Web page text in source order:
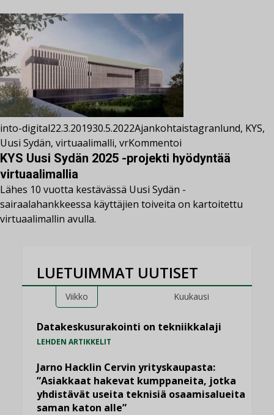
into-digital22.3.201930.5.2022Ajankohtaistagranlund, KYS,
Uusi Sydän, virtuaalimalli, vrKommentoi
KYS Uusi Sydän 2025 -projekti hyödyntää
virtuaalimallia
Lähes 10 vuotta kestävässä Uusi Sydän -
sairaalahankkeessa käyttäjien toiveita on kartoitettu
virtuaalimallin avulla.
LUETUIMMAT UUTISET
Viikko Kuukausi
Datakeskusurakointi on tekniikkalaji
LEHDEN ARTIKKELIT
Jarno Hacklin Cervin yrityskaupasta:
”Asiakkaat hakevat kumppaneita, jotka
yhdistävät useita teknisiä osaamisalueita
saman katon alle”